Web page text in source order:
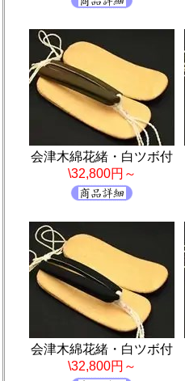
会津木綿花緒・白ツボ付
\32,800円～
会津木綿花緒・白ツボ付
\32,800円～